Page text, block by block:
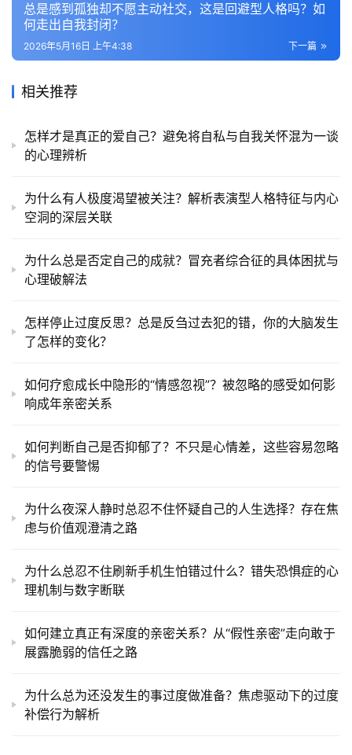
总是感到孤独却不愿主动社交，这是回避型人格吗？如
何走出自我封闭？
下一篇
2026年5月16日 上午4:38
相关推荐
怎样才是真正的爱自己？避免将自私与自我关怀混为一谈
的心理辨析
为什么有人极度渴望被关注？解析表演型人格特征与内心
空洞的深层关联
为什么总是否定自己的成就？冒充者综合征的具体困扰与
心理破解法
怎样停止过度反思？总是反刍过去犯的错，你的大脑发生
了怎样的变化？
如何疗愈成长中隐形的“情感忽视”？被忽略的感受如何影
响成年亲密关系
如何判断自己是否抑郁了？不只是心情差，这些容易忽略
的信号要警惕
为什么夜深人静时总忍不住怀疑自己的人生选择？存在焦
虑与价值观澄清之路
为什么总忍不住刷新手机生怕错过什么？错失恐惧症的心
理机制与数字断联
如何建立真正有深度的亲密关系？从“假性亲密”走向敢于
展露脆弱的信任之路
为什么总为还没发生的事过度做准备？焦虑驱动下的过度
补偿行为解析